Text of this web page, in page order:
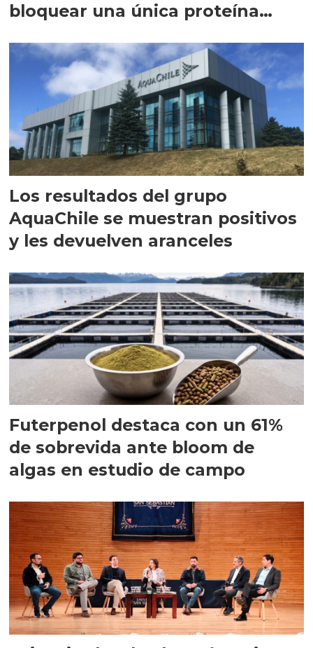
bloquear una única proteína
Los resultados del grupo
AquaChile se muestran positivos
y les devuelven aranceles
Futerpenol destaca con un 61%
de sobrevida ante bloom de
algas en estudio de campo